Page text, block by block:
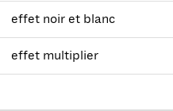
effet noir et blanc
effet multiplier